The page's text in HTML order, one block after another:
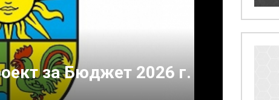
нуждае от подкрепа